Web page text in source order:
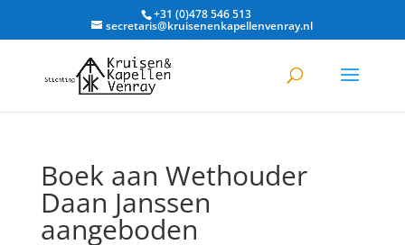
+31 (0)478 546 513
secretaris@kruisenenkapellenvenray.nl
Boek aan Wethouder
Daan Janssen
aangeboden